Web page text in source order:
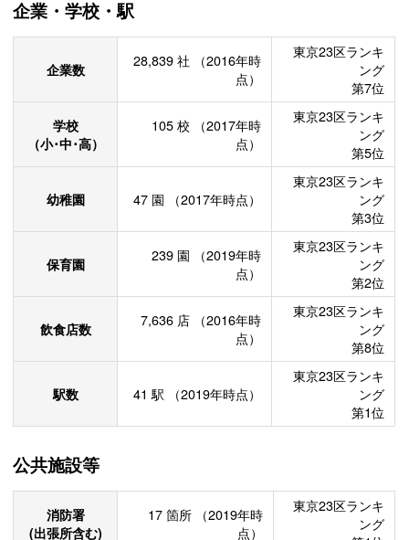
企業・学校・駅
企業数 28,839 社
（2016年時
点）
東京23区ランキ
ング
第7位
学校
（小･中･高）
105 校
（2017年時
点）
東京23区ランキ
ング
第5位
幼稚園 47 園 （2017年時点）
東京23区ランキ
ング
第3位
保育園 239 園
（2019年時
点）
東京23区ランキ
ング
第2位
飲食店数 7,636 店
（2016年時
点）
東京23区ランキ
ング
第8位
駅数 41 駅 （2019年時点）
東京23区ランキ
ング
第1位
公共施設等
消防署
(出張所含む)
17 箇所
（2019年時
点）
東京23区ランキ
ング